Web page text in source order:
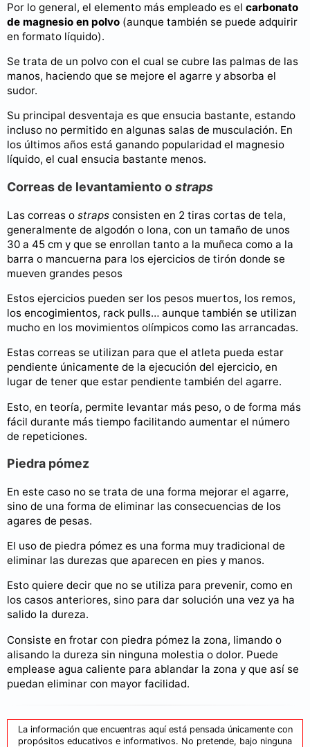
Por lo general, el elemento más empleado es el carbonato
de magnesio en polvo (aunque también se puede adquirir
en formato líquido).
Se trata de un polvo con el cual se cubre las palmas de las
manos, haciendo que se mejore el agarre y absorba el
sudor.
Su principal desventaja es que ensucia bastante, estando
incluso no permitido en algunas salas de musculación. En
los últimos años está ganando popularidad el magnesio
líquido, el cual ensucia bastante menos.
Correas de levantamiento ostraps
Las correas o straps consisten en 2 tiras cortas de tela,
generalmente de algodón o lona, con un tamaño de unos
30 a 45 cm y que se enrollan tanto a la muñeca como a la
barra o mancuerna para los ejercicios de tirón donde se
mueven grandes pesos
Estos ejercicios pueden ser los pesos muertos, los remos,
los encogimientos, rack pulls… aunque también se utilizan
mucho en los movimientos olímpicos como las arrancadas.
Estas correas se utilizan para que el atleta pueda estar
pendiente únicamente de la ejecución del ejercicio, en
lugar de tener que estar pendiente también del agarre.
Esto, en teoría, permite levantar más peso, o de forma más
fácil durante más tiempo facilitando aumentar el número
de repeticiones.
Piedra pómez
En este caso no se trata de una forma mejorar el agarre,
sino de una forma de eliminar las consecuencias de los
agares de pesas.
El uso de piedra pómez es una forma muy tradicional de
eliminar las durezas que aparecen en pies y manos.
Esto quiere decir que no se utiliza para prevenir, como en
los casos anteriores, sino para dar solución una vez ya ha
salido la dureza.
Consiste en frotar con piedra pómez la zona, limando o
alisando la dureza sin ninguna molestia o dolor. Puede
emplease agua caliente para ablandar la zona y que así se
puedan eliminar con mayor facilidad.
La información que encuentras aquí está pensada únicamente con
propósitos educativos e informativos. No pretende, bajo ninguna